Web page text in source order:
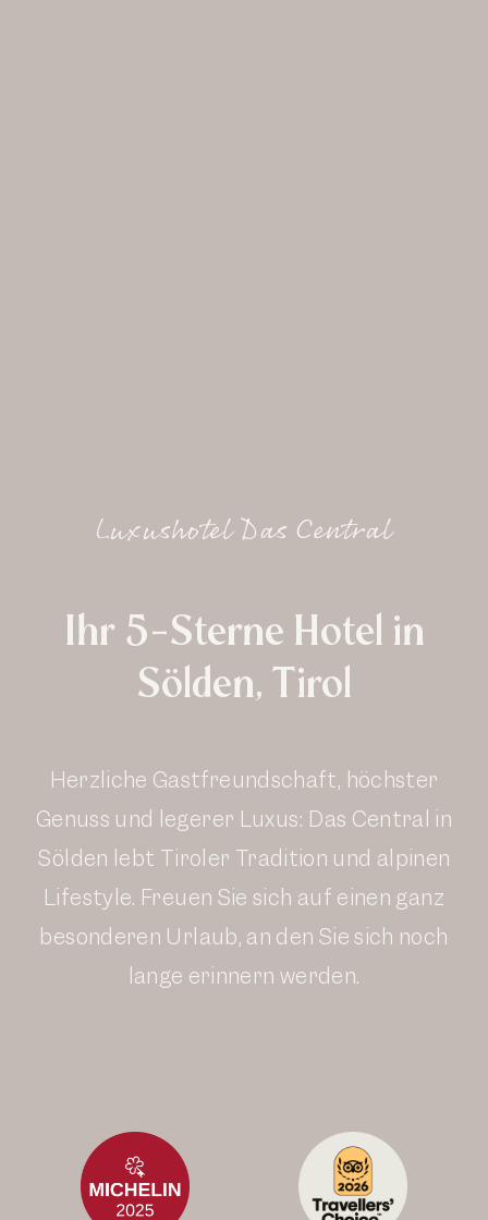
Luxushotel Das Central
Ihr 5-Sterne Hotel in
Sölden, Tirol
Herzliche Gastfreundschaft, höchster
Genuss und legerer Luxus: Das Central in
Sölden lebt Tiroler Tradition und alpinen
Lifestyle. Freuen Sie sich auf einen ganz
besonderen Urlaub, an den Sie sich noch
lange erinnern werden.